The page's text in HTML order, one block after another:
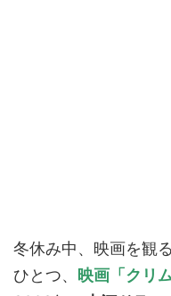
冬休み中、映画を観
ひとつ、
映画「クリ